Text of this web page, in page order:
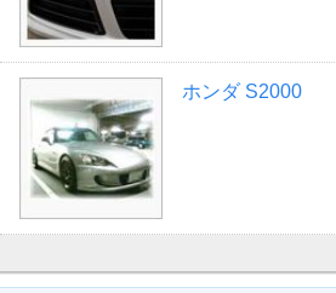
ホンダ S2000